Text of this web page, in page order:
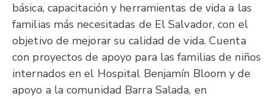
básica, capacitación y herramientas de vida a las
familias más necesitadas de El Salvador, con el
objetivo de mejorar su calidad de vida. Cuenta
con proyectos de apoyo para las familias de niños
internados en el Hospital Benjamín Bloom y de
apoyo a la comunidad Barra Salada, en